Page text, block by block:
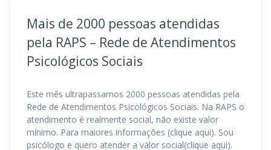
Mais de 2000 pessoas atendidas
pela RAPS – Rede de Atendimentos
Psicológicos Sociais
Este mês ultrapassamos 2000 pessoas atendidas pela
Rede de Atendimentos Psicológicos Sociais. Na RAPS o
atendimento é realmente social, não existe valor
mínimo. Para maiores informações (clique aqui). Sou
psicólogo e quero atender a valor social(clique aqui).